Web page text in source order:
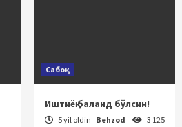
Сабоқ
Иштиёқ баланд бўлсин!
5 yil oldin Behzod 3 125